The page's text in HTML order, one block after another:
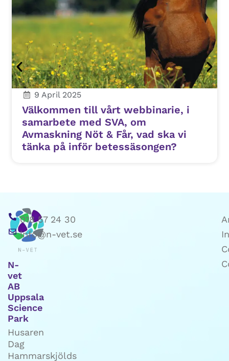
9 April 2025
Välkommen till vårt webbinarie, i
samarbete med SVA, om
Avmaskning Nöt & Får, vad ska vi
tänka på inför betessäsongen?
N-
vet
AB
Uppsala
Science
Park
Husaren
Dag
Hammarskjölds
018 57 24 30
info@n-vet.se